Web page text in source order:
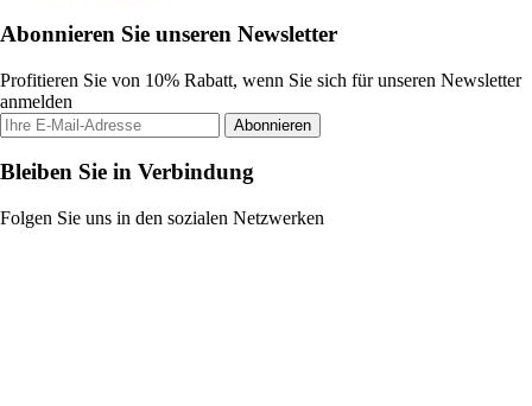
Abonnieren Sie unseren Newsletter
Profitieren Sie von 10% Rabatt, wenn Sie sich für unseren Newsletter
anmelden
Abonnieren
Bleiben Sie in Verbindung
Folgen Sie uns in den sozialen Netzwerken